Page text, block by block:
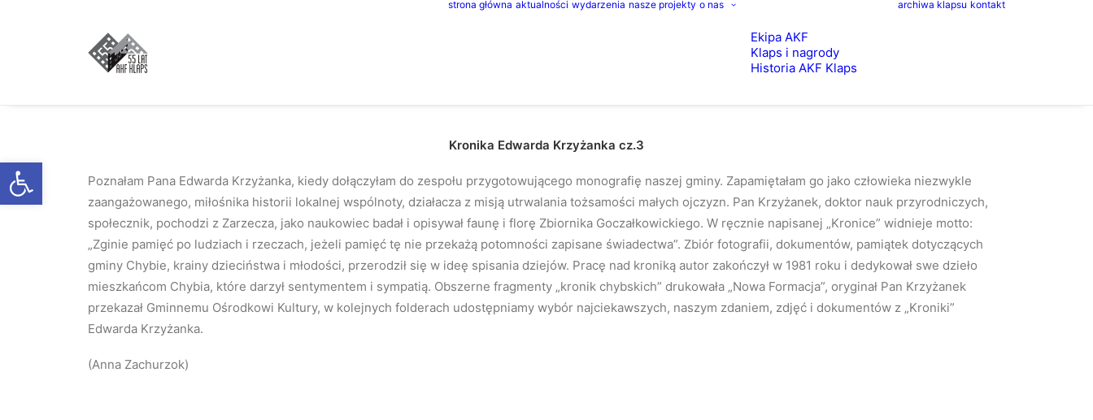
Otwórz pasek narzędzi
strona główna aktualności wydarzenia nasze projekty o nas
Ekipa AKF
Klaps i nagrody
Historia AKF Klaps
archiwa klapsu kontakt
Kronika Edwarda Krzyżanka cz.3
Poznałam Pana Edwarda Krzyżanka, kiedy dołączyłam do zespołu przygotowującego monografię naszej gminy. Zapamiętałam go jako człowieka niezwykle
zaangażowanego, miłośnika historii lokalnej wspólnoty, działacza z misją utrwalania tożsamości małych ojczyzn. Pan Krzyżanek, doktor nauk przyrodniczych,
społecznik, pochodzi z Zarzecza, jako naukowiec badał i opisywał faunę i florę Zbiornika Goczałkowickiego. W ręcznie napisanej „Kronice” widnieje motto:
„Zginie pamięć po ludziach i rzeczach, jeżeli pamięć tę nie przekażą potomności zapisane świadectwa”. Zbiór fotografii, dokumentów, pamiątek dotyczących
gminy Chybie, krainy dzieciństwa i młodości, przerodził się w ideę spisania dziejów. Pracę nad kroniką autor zakończył w 1981 roku i dedykował swe dzieło
mieszkańcom Chybia, które darzył sentymentem i sympatią. Obszerne fragmenty „kronik chybskich” drukowała „Nowa Formacja”, oryginał Pan Krzyżanek
przekazał Gminnemu Ośrodkowi Kultury, w kolejnych folderach udostępniamy wybór najciekawszych, naszym zdaniem, zdjęć i dokumentów z „Kroniki”
Edwarda Krzyżanka.
(Anna Zachurzok)